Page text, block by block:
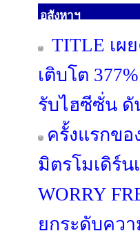
อสังหาฯ
TITLE เผ
เติบโต
รับไฮซีซั่น ดั
ครั้งแรกข
มิตรโมเดิร์น
WORRY
ยกระดับคว